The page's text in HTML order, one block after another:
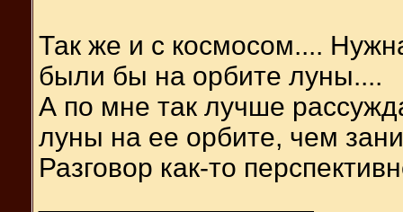
Так же и с космосом....
были бы на орбите луны....
А по мне так лучше
луны на ее орбите, чем
Разговор как-то